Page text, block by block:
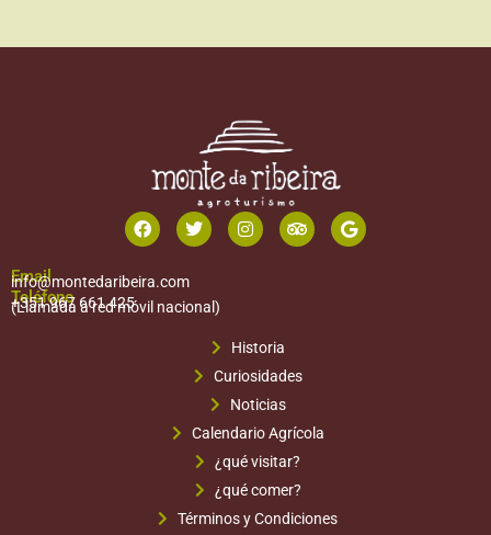
Email
info@montedaribeira.com
Teléfono
+351 967 661 425
(Llamada a red móvil nacional)
Historia
Curiosidades
Noticias
Calendario Agrícola
¿qué visitar?
¿qué comer?
Términos y Condiciones